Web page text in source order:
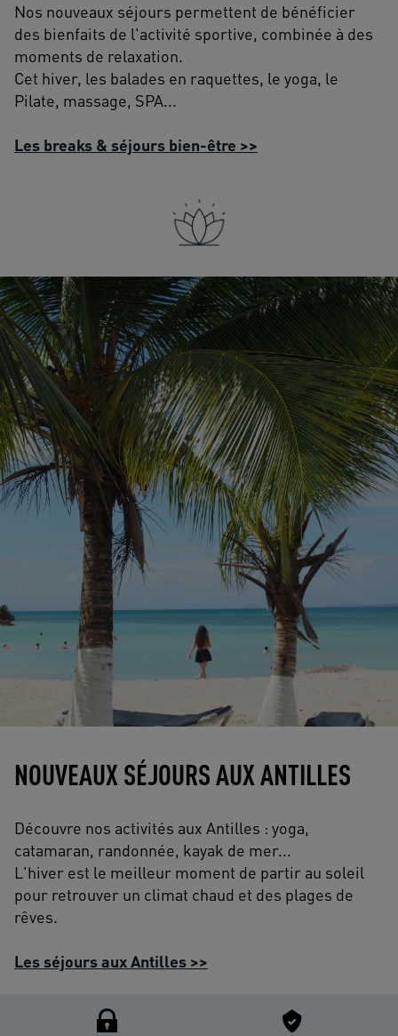
Nos nouveaux séjours permettent de bénéficier
des bienfaits de l'activité sportive, combinée à des
moments de relaxation.
Cet hiver, les balades en raquettes, le yoga, le
Pilate, massage, SPA...
Les breaks & séjours bien-être >>
NOUVEAUX SÉJOURS AUX ANTILLES
Découvre nos activités aux Antilles : yoga,
catamaran, randonnée, kayak de mer...
L'hiver est le meilleur moment de partir au soleil
pour retrouver un climat chaud et des plages de
rêves.
Les séjours aux Antilles >>